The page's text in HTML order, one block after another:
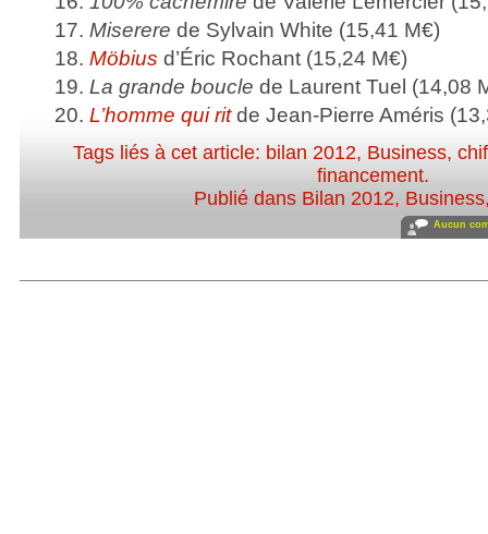
17. Miserere de Sylvain White (15,41 M€)
18. Möbius d’Éric Rochant (15,24 M€)
19. La grande boucle de Laurent Tuel (14,08
20. L’homme qui ritde Jean-Pierre Améris
Tags liés à cet article: bilan 2012, Business,
financement.
Publié dans Bilan 2012, Business
Aucun